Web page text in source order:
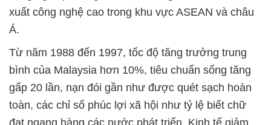
xuất công nghệ cao trong khu vực ASEAN và châu
Á.
Từ năm 1988 đến 1997, tốc độ tăng trưởng trung
bình của Malaysia hơn 10%, tiêu chuẩn sống tăng
gấp 20 lần, nạn đói gần như được quét sạch hoàn
toàn, các chỉ số phúc lợi xã hội như tỷ lệ biết chữ
đạt ngang hàng các nước phát triển. Kinh tế giảm